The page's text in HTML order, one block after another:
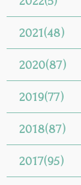
2021(48)
2020(87)
2019(77)
2018(87)
2017(95)